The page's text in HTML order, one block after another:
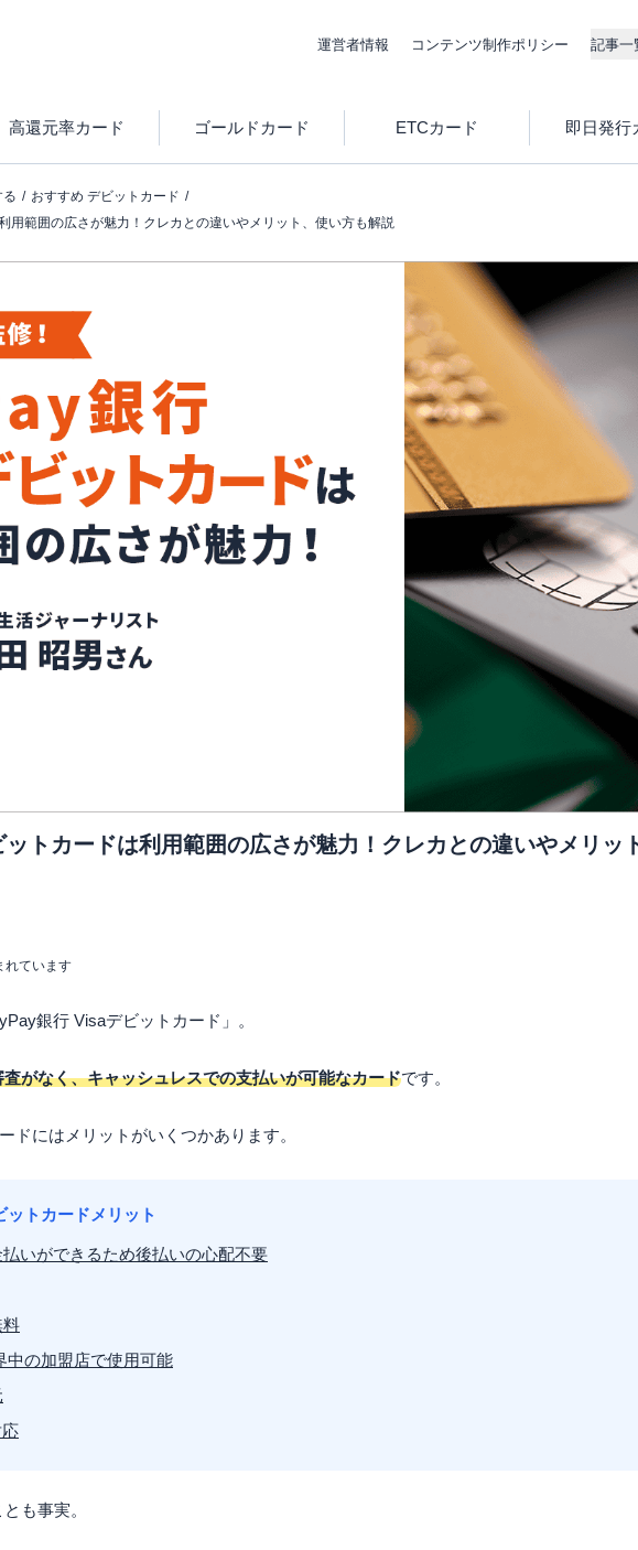
運営者情報 コンテンツ制作ポリシー 記事一
高還元率カード ゴールドカード ETCカード 即日発行
る
おすすめ デビットカード
用範囲の広さが魅力！クレカとの違いやメリット、使い方も解説
トカードは利用範囲の広さが魅力！クレカとの違いやメリッ
れています
銀行 Visaデビットカード」。
査がなく、キャッシュレスでの支払いが可能なカードです。
ドにはメリットがいくつかあります。
トカードメリット
いができるため後払いの心配不要
料
中の加盟店で使用可能
も事実。